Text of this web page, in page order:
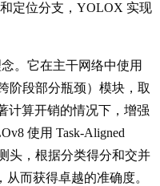
定位分支，YOLOX 实现
。它在主干网络中使用
阶段部分瓶颈）模块，取
计算开销的情况下，增强
使用 Task-Aligned
头，根据分类得分和交并
而获得卓越的准确度。